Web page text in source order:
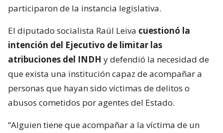
participaron de la instancia legislativa.
El diputado socialista Raúl Leiva cuestionó la
intención del Ejecutivo de limitar las
atribuciones del INDH y defendió la necesidad de
que exista una institución capaz de acompañar a
personas que hayan sido víctimas de delitos o
abusos cometidos por agentes del Estado.
“Alguien tiene que acompañar a la víctima de un